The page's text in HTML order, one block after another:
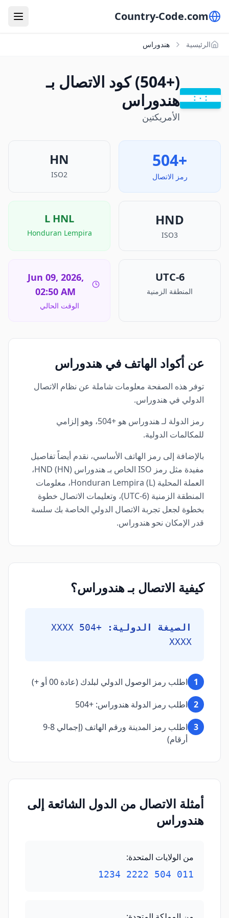
Country-Code.com
الرئيسية هندوراس
(+504) كود الاتصال بـ
هندوراس
الأمريكتين
+504
رمز الاتصال
HN
ISO2
HND
ISO3
L HNL
Honduran Lempira
UTC-6
المنطقة الزمنية
Jun 09, 2026,
02:50 AM
الوقت الحالي
عن أكواد الهاتف في هندوراس
توفر هذه الصفحة معلومات شاملة عن نظام الاتصال
الدولي في هندوراس.
رمز الدولة لـ هندوراس هو +504، وهو إلزامي
للمكالمات الدولية.
بالإضافة إلى رمز الهاتف الأساسي، نقدم أيضاً تفاصيل
مفيدة مثل رمز ISO الخاص بـ هندوراس (HN) HND،
العملة المحلية Honduran Lempira (L)، معلومات
المنطقة الزمنية (UTC-6)، وتعليمات الاتصال خطوة
بخطوة لجعل تجربة الاتصال الدولي الخاصة بك سلسة
قدر الإمكان نحو هندوراس.
كيفية الاتصال بـ هندوراس؟
الصيغة الدولية:
+504 XXXX
XXXX
1
اطلب رمز الوصول الدولي لبلدك (عادة 00 أو +)
2 اطلب رمز الدولة هندوراس: +504
3
اطلب رمز المدينة ورقم الهاتف (إجمالي 8-9
أرقام)
أمثلة الاتصال من الدول الشائعة إلى
هندوراس
من الولايات المتحدة:
011 504 2222 1234